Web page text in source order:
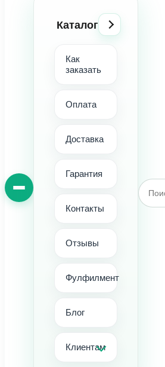
Каталог
Как
заказать
Оплата
Доставка
Гарантия
Контакты
Отзывы
Фулфилмент
Блог
Клиентам